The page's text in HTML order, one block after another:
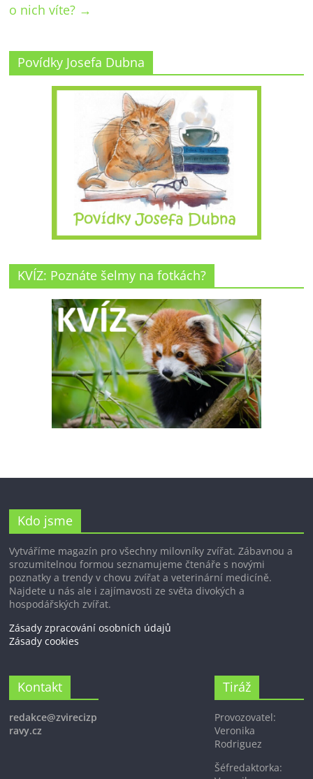
o nich víte? →
Povídky Josefa Dubna
KVÍZ: Poznáte šelmy na fotkách?
Kdo jsme
Vytváříme magazín pro všechny milovníky zvířat. Zábavnou a
srozumitelnou formou seznamujeme čtenáře s novými
poznatky a trendy v chovu zvířat a veterinární medicíně.
Najdete u nás ale i zajímavosti ze světa divokých a
hospodářských zvířat.
Zásady zpracování osobních údajů
Zásady cookies
Kontakt
redakce@zvirecizp
ravy.cz
Tiráž
Provozovatel:
Veronika
Rodriguez
Šéfredaktorka: